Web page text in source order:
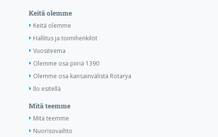
Keitä olemme
Keitä olemme
Hallitus ja toimihenkilöt
Vuositeema
Olemme osa piiriä 1390
Olemme osa kansainvälistä Rotarya
Ilo esitellä
Mitä teemme
Mitä teemme
Nuorisovaihto